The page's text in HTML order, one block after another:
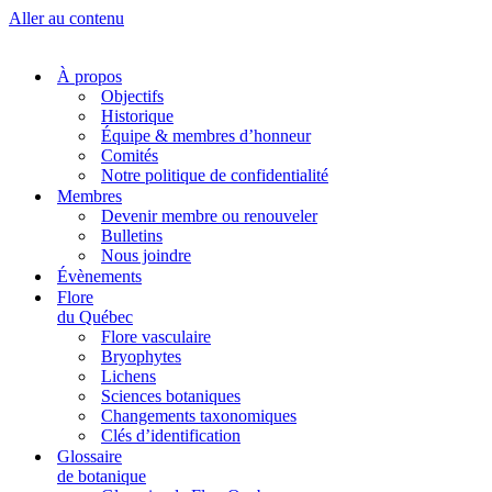
Aller au contenu
À propos
Objectifs
Historique
Équipe & membres d’honneur
Comités
Notre politique de confidentialité
Membres
Devenir membre ou renouveler
Bulletins
Nous joindre
Évènements
Flore
du Québec
Flore vasculaire
Bryophytes
Lichens
Sciences botaniques
Changements taxonomiques
Clés d’identification
Glossaire
de botanique